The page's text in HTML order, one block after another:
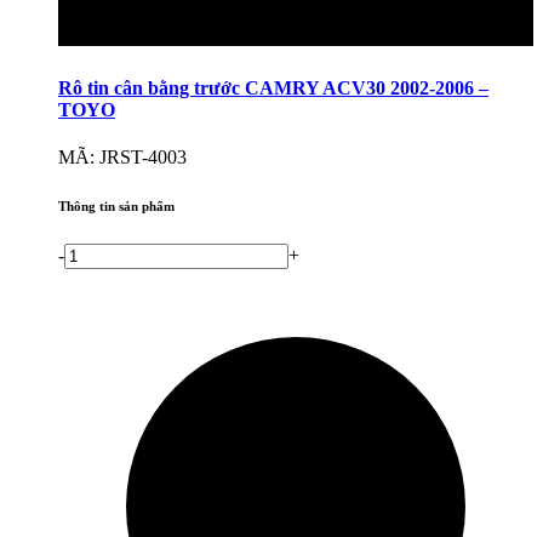
Rô tin cân bằng trước CAMRY ACV30 2002-2006 –
TOYO
MÃ: JRST-4003
Thông tin sản phẩm
- +